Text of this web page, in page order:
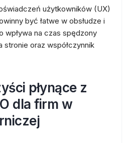
użytkowników (UX)
być łatwe w obsłudze i
wpływa na czas spędzony
stronie oraz współczynnik
płynące z
dla firm w